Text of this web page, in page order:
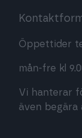
Öppettider
mån-fre kl
Vi hanterar
även